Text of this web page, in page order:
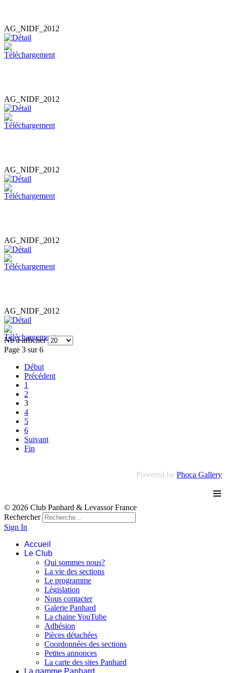
AG_NIDF_2012
AG_NIDF_2012
AG_NIDF_2012
AG_NIDF_2012
AG_NIDF_2012
Nb à afficher
Page 3 sur 6
Début
Précédent
1
2
3
4
5
6
Suivant
Fin
Powered by Phoca Gallery
≡
© 2026 Club Panhard & Levassor France
Rechercher
Sign In
Accueil
Le Club
Qui sommes nous?
La vie des sections
Le programme
Législation
Nous contacter
Galerie Panhard
La chaine YouTube
Adhésion
Pièces détachées
Coordonnées des sections
Petites annonces
La carte des sites Panhard
La gamme Panhard